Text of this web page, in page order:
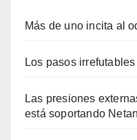
Más de uno incita al
Los pasos
Las presiones
está soportando